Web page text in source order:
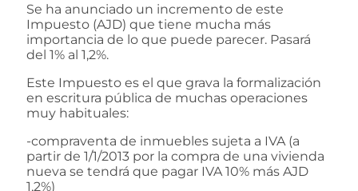
Se ha anunciado un incremento de este
Impuesto (AJD) que tiene mucha más
importancia de lo que puede parecer. Pasará
del 1% al 1,2%.
Este Impuesto es el que grava la formalización
en escritura pública de muchas operaciones
muy habituales:
-compraventa de inmuebles sujeta a IVA (a
partir de 1/1/2013 por la compra de una vivienda
nueva se tendrá que pagar IVA 10% más AJD
1,2%)